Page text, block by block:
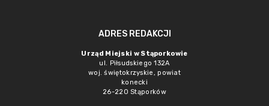
ADRES REDAKCJI
Urząd Miejski w Stąporkowie
ul. Piłsudskiego 132A
woj. świętokrzyskie, powiat
konecki
26-220 Stąporków